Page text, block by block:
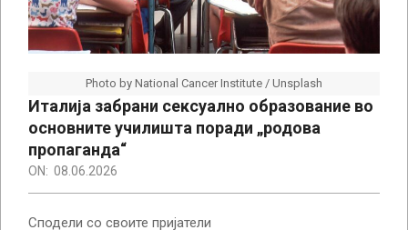
Photo by National Cancer Institute / Unsplash
Италија забрани сексуално образование во
основните училишта поради „родова
пропаганда“
ON: 08.06.2026
Сподели со своите пријатели